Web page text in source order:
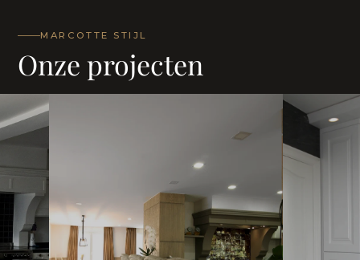
MARCOTTE STIJL
Onze projecten